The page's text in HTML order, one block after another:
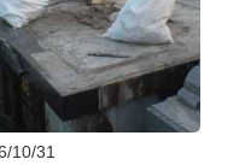
10/31